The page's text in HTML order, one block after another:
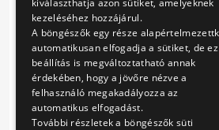
Ajánlattételi
határidő
Az ajánlatok
határideje: elhalasztva
kiválaszthatja azon sütiket, amelyeknek
kezeléséhez hozzájárul.
A böngészők egy része
automatikusan elfogadja a sütiket, de ez
beállítás is megváltoztatható annak
érdekében, hogy a jövőre nézve a
felhasználó megakadályozza az
automatikus elfogadást.
További részletek a böngészők süti